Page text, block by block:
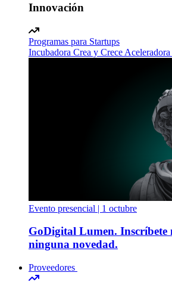
Innovación
Programas para Startups
Incubadora Crea y Crece Aceleradora
Evento presencial | 1 octubre
GoDigital Lumen. Inscríbete
ninguna novedad.
Proveedores